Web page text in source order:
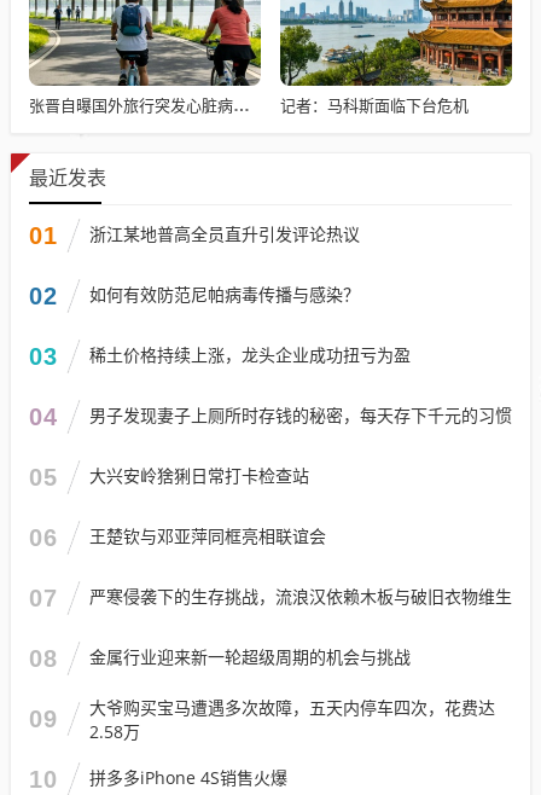
张晋自曝国外旅行突发心脏病险丧命 记者：马科斯面临下台危机
最近发表
01 浙江某地普高全员直升引发评论热议
02 如何有效防范尼帕病毒传播与感染？
03 稀土价格持续上涨，龙头企业成功扭亏为盈
04 男子发现妻子上厕所时存钱的秘密，每天存下千元的习惯
05 大兴安岭猞猁日常打卡检查站
06 王楚钦与邓亚萍同框亮相联谊会
07 严寒侵袭下的生存挑战，流浪汉依赖木板与破旧衣物维生
08 金属行业迎来新一轮超级周期的机会与挑战
09
大爷购买宝马遭遇多次故障，五天内停车四次，花费达
2.58万
10 拼多多iPhone 4S销售火爆